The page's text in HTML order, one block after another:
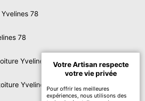
78
78
Yvelines
Yvelines 78
Votre Artisan respecte
votre vie privée
Pour offrir les meilleures
expériences, nous utilisons des